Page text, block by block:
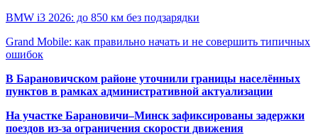
BMW i3 2026: до 850 км без подзарядки
Grand Mobile: как правильно начать и не совершить типичных
ошибок
В Барановичском районе уточнили границы населённых
пунктов в рамках административной актуализации
На участке Барановичи–Минск зафиксированы задержки
поездов из-за ограничения скорости движения